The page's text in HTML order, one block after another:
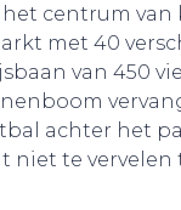
HANDIG!
centrum van
met 40
van 450
achter het
niet te vervelen